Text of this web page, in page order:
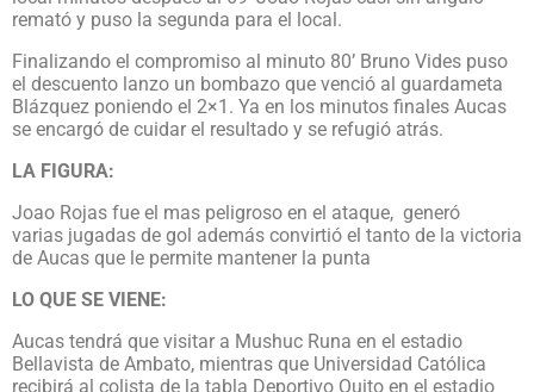
remató y puso la segunda para el local.
Finalizando el compromiso al minuto 80’ Bruno Vides puso
el descuento lanzo un bombazo que venció al guardameta
Blázquez poniendo el 2×1. Ya en los minutos finales Aucas
se encargó de cuidar el resultado y se refugió atrás.
LA FIGURA:
Joao Rojas fue el mas peligroso en el ataque, generó
varias jugadas de gol además convirtió el tanto de la victoria
de Aucas que le permite mantener la punta
LO QUE SE VIENE:
Aucas tendrá que visitar a Mushuc Runa en el estadio
Bellavista de Ambato, mientras que Universidad Católica
recibirá al colista de la tabla Deportivo Quito en el estadio